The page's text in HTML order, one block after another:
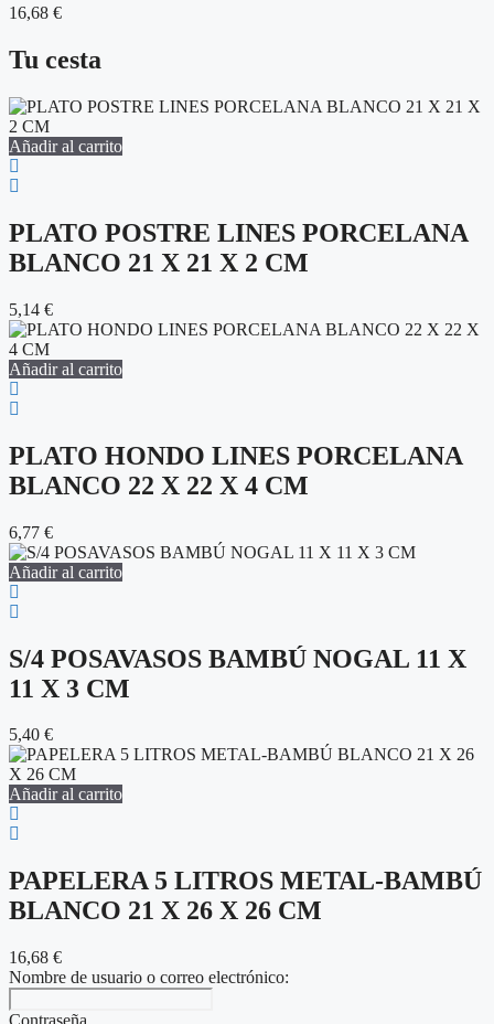
16,68 €
Tu cesta
Añadir al carrito
PLATO POSTRE LINES PORCELANA
BLANCO 21 X 21 X 2 CM
5,14 €
Añadir al carrito
PLATO HONDO LINES PORCELANA
BLANCO 22 X 22 X 4 CM
6,77 €
Añadir al carrito
S/4 POSAVASOS BAMBÚ NOGAL 11 X
11 X 3 CM
5,40 €
Añadir al carrito
PAPELERA 5 LITROS METAL-BAMBÚ
BLANCO 21 X 26 X 26 CM
16,68 €
Nombre de usuario o correo electrónico: